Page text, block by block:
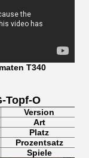
T340
Topf-O
Version
Art
Platz
Prozentsatz
Spiele